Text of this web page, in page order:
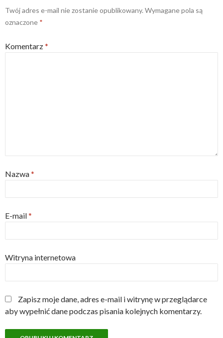
Twój adres e-mail nie zostanie opublikowany. Wymagane pola są
oznaczone *
Komentarz*
Nazwa*
E-mail*
Witryna internetowa
Zapisz moje dane, adres e-mail i witrynę w przeglądarce
aby wypełnić dane podczas pisania kolejnych komentarzy.